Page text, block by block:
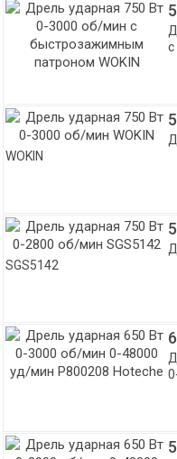
WOKIN
SGS5142